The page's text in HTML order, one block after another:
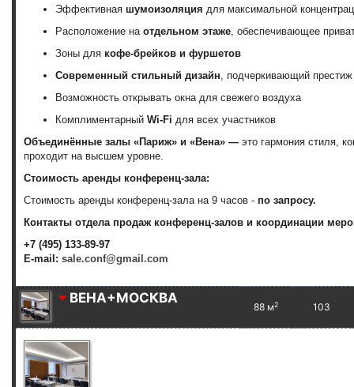
Эффективная шумоизоляция для максимальной
Расположение наотдельном этаже, обеспечивающее
Зоны для кофе-брейков и фуршетов
Современный стильный дизайн, подчеркивающий
Возможность открывать окна для свежего воздуха
Комплиментарный Wi-Fi для всех участников
Объединённые залы «Париж» и «Вена» — это гармония стиля,
проходит на высшем уровне.
Стоимость аренды конференц-зала:
Стоимость аренды конференц-зала на 9 часов - по запросу.
Контакты отдела продаж конференц-залов и координации
+7 (495) 133-89-97
E-mail: sale.conf@gmail.com
ВЕНА+МОСКВА
88 м2 103